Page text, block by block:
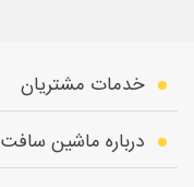
خدمات مشتریان
درباره ماشین سافت